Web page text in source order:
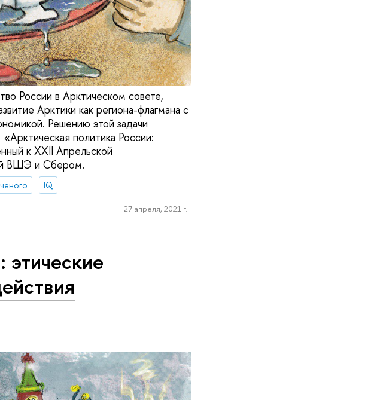
России в Арктическом совете,
Арктики как региона-флагмана с
Решению этой задачи
политика России:
к XXII Апрельской
ВШЭ и Сбером.
IQ
27 апреля, 2021 г.